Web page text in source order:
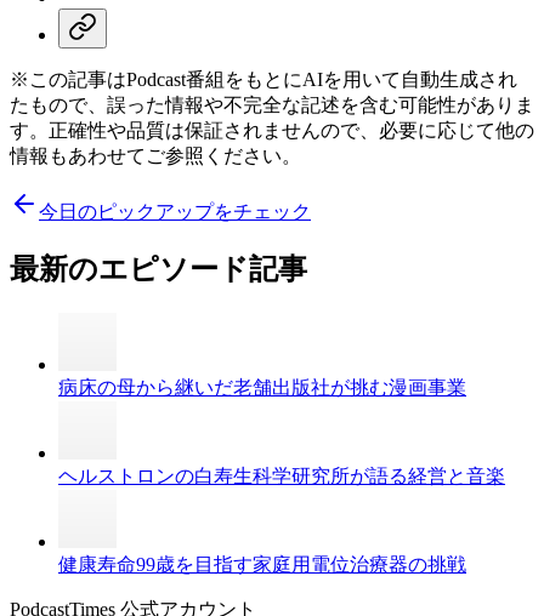
※この記事はPodcast番組をもとにAIを用いて自動生成され
たもので、誤った情報や不完全な記述を含む可能性がありま
す。正確性や品質は保証されませんので、必要に応じて他の
情報もあわせてご参照ください。
今日のピックアップをチェック
最新のエピソード記事
病床の母から継いだ老舗出版社が挑む漫画事業
ヘルストロンの白寿生科学研究所が語る経営と音楽
健康寿命99歳を目指す家庭用電位治療器の挑戦
PodcastTimes 公式アカウント